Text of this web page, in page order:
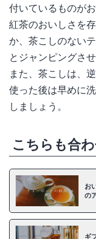
付いているものがお
紅茶のおいしさを
か、茶こしのない
とジャンピングさ
また、茶こしは、
使った後は早めに
しましょう。
こちらも合
お
の
ギ